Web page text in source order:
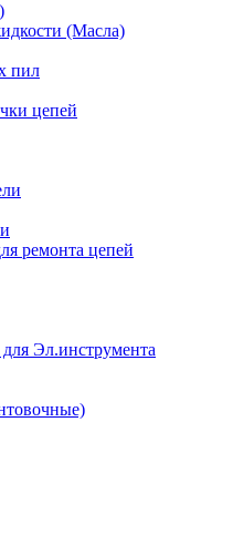
(Масла)
пил
цепей
ремонта цепей
Эл.инструмента